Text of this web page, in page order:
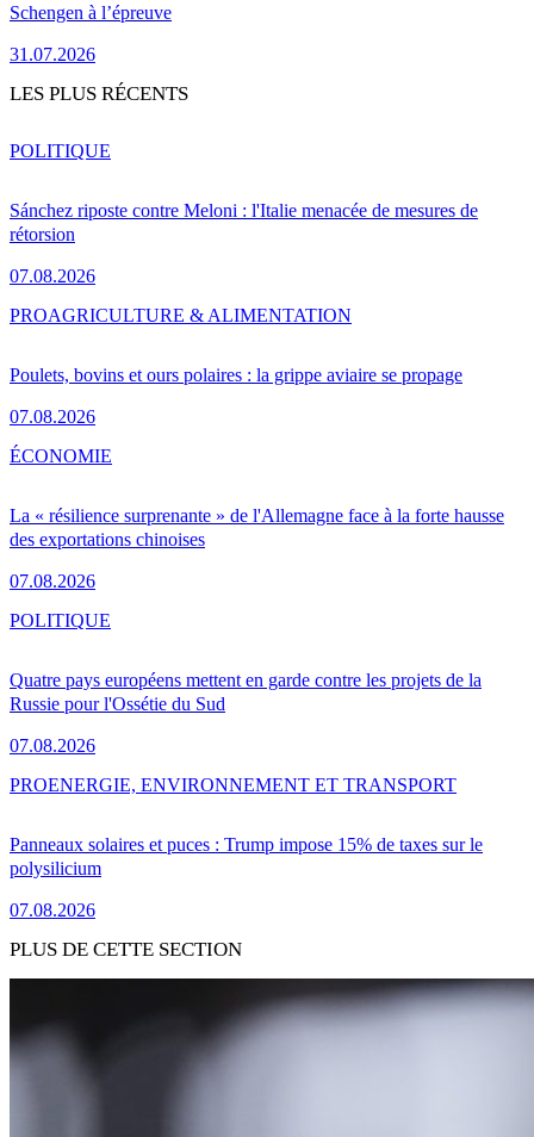
Schengen à l’épreuve
31.07.2026
LES PLUS RÉCENTS
Sánchez riposte contre Meloni : l'Italie menacée de mesures de
rétorsion
07.08.2026
POLITIQUE
Poulets, bovins et ours polaires : la grippe aviaire se propage
07.08.2026
PROAGRICULTURE & ALIMENTATION
La « résilience surprenante » de l'Allemagne face à la forte hausse
des exportations chinoises
07.08.2026
ÉCONOMIE
Quatre pays européens mettent en garde contre les projets de la
Russie pour l'Ossétie du Sud
07.08.2026
POLITIQUE
Panneaux solaires et puces : Trump impose 15% de taxes sur le
polysilicium
07.08.2026
PROENERGIE, ENVIRONNEMENT ET TRANSPORT
PLUS DE CETTE SECTION